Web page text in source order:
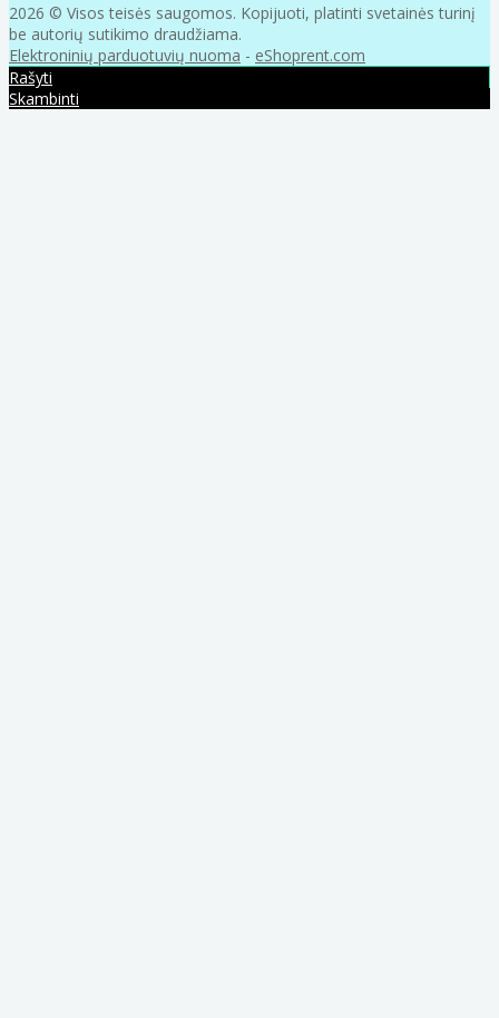
2026 © Visos teisės saugomos. Kopijuoti, platinti svetainės turinį
be autorių sutikimo draudžiama.
Elektroninių parduotuvių nuoma - eShoprent.com
Rašyti
Skambinti